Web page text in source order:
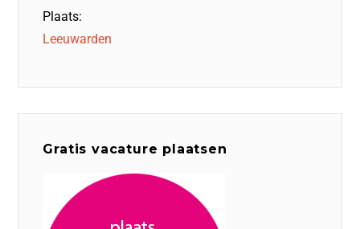
Plaats:
Leeuwarden
Gratis vacature plaatsen